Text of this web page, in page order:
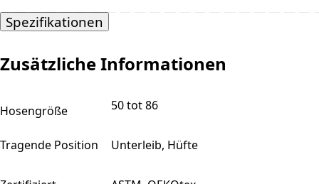
Spezifikationen
Zusätzliche Informationen
Hosengröße 50 tot 86
Tragende Position Unterleib, Hüfte